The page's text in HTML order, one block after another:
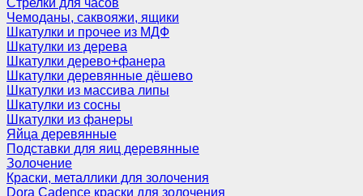
Стрелки для часов
Чемоданы, саквояжи, ящики
Шкатулки и прочее из МДФ
Шкатулки из дерева
Шкатулки дерево+фанера
Шкатулки деревянные дёшево
Шкатулки из массива липы
Шкатулки из сосны
Шкатулки из фанеры
Яйца деревянные
Подставки для яиц деревянные
Золочение
Краски, металлики для золочения
Dora Cadence краски для золочения